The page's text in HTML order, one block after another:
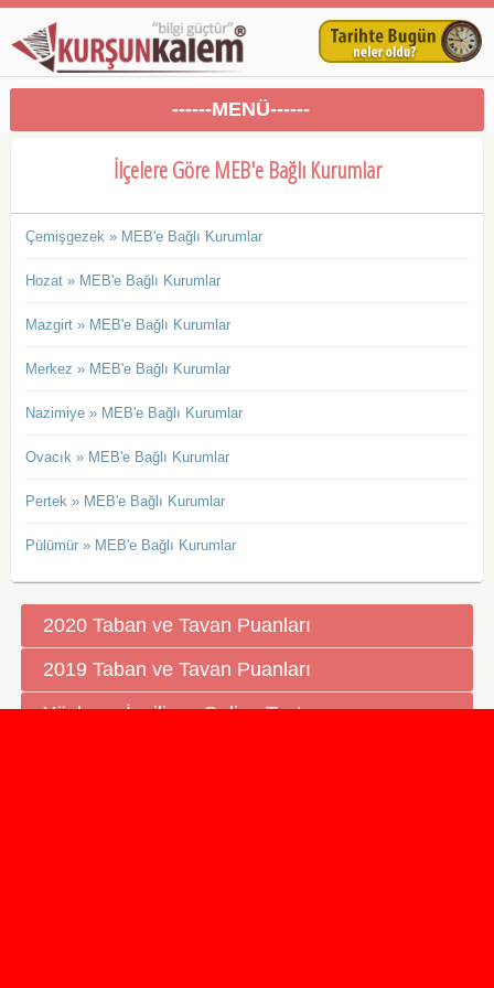
------MENÜ------
İlçelere Göre MEB'e Bağlı Kurumlar
Çemişgezek » MEB'e Bağlı Kurumlar
Hozat » MEB'e Bağlı Kurumlar
Mazgirt » MEB'e Bağlı Kurumlar
Merkez » MEB'e Bağlı Kurumlar
Nazimiye » MEB'e Bağlı Kurumlar
Ovacık » MEB'e Bağlı Kurumlar
Pertek » MEB'e Bağlı Kurumlar
Pülümür » MEB'e Bağlı Kurumlar
2020 Taban ve Tavan Puanları
2019 Taban ve Tavan Puanları
Yüzlerce İngilizce Online Test